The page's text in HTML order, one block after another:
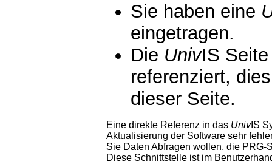
Sie haben eine
eingetragen.
Die UnivIS
referenziert,
dieser Seite.
Eine direkte Referenz in das UnivIS
Aktualisierung der Software sehr
Sie Daten Abfragen wollen, die PRG-
Diese Schnittstelle ist im